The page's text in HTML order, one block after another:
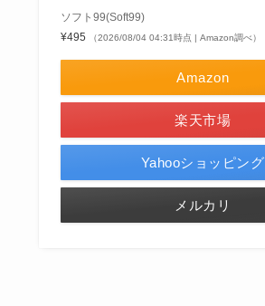
ソフト99(Soft99)
¥495
（2026/08/04 04:31時点 | Amazon調べ）
Amazon
楽天市場
Yahooショッピング
メルカリ